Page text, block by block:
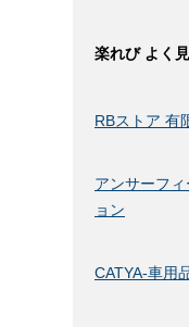
楽れび よく
RBストア 有
アンサーフ
ョン
CATYA-車用